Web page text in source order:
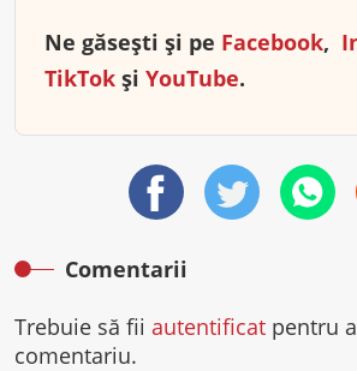
Ne găsești și pe Facebook,
TikTok și YouTube.
Comentarii
Trebuie să fii autentificat pentru
comentariu.